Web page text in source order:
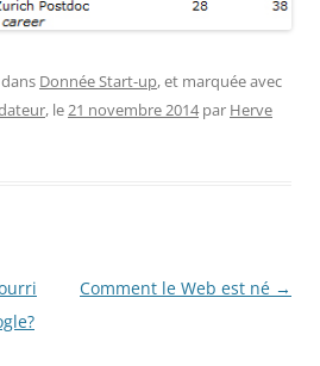
Donnée Start-up, et marquée avec
, le21 novembre 2014 par Herve
Comment le Web est né →